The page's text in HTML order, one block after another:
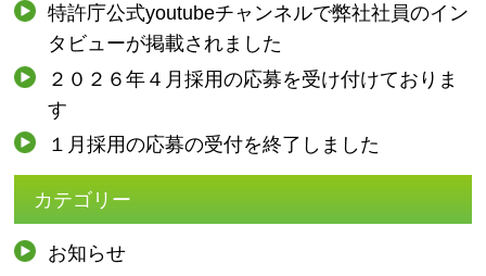
特許庁公式youtubeチャンネルで弊社社員のイン
タビューが掲載されました
２０２６年４月採用の応募を受け付けておりま
す
１月採用の応募の受付を終了しました
カテゴリー
お知らせ